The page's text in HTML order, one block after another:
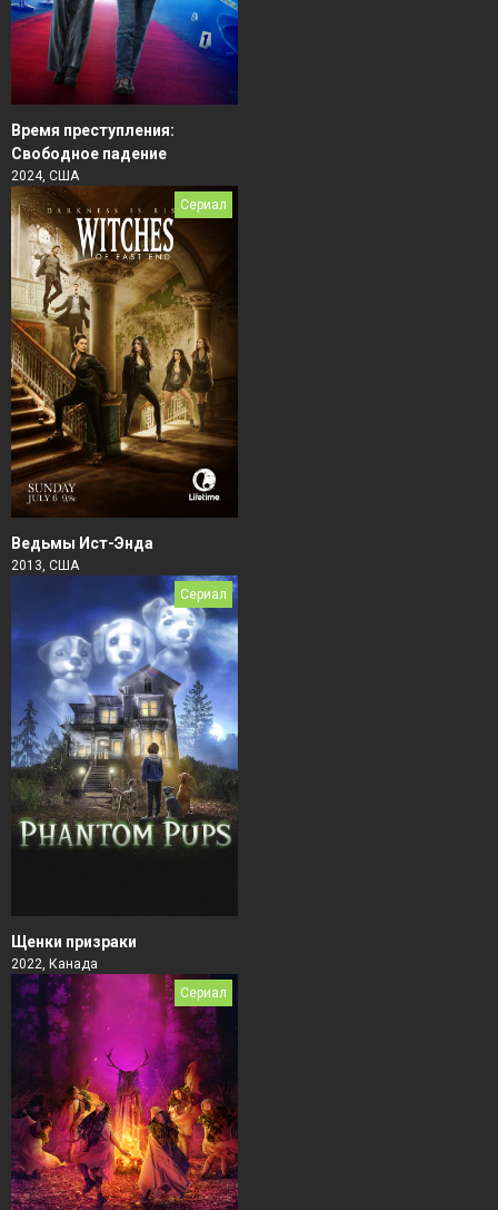
Время преступления:
Свободное падение
2024, США
Сериал
Ведьмы Ист-Энда
2013, США
Сериал
Щенки призраки
2022, Канада
Сериал